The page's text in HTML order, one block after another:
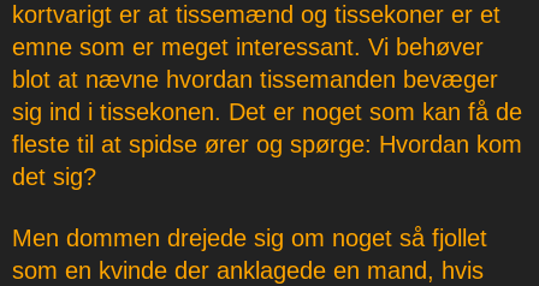
kortvarigt er at tissemænd og tissekoner er et
emne som er meget interessant. Vi behøver
blot at nævne hvordan tissemanden bevæger
sig ind i tissekonen. Det er noget som kan få de
fleste til at spidse ører og spørge: Hvordan kom
det sig?
Men dommen drejede sig om noget så fjollet
som en kvinde der anklagede en mand, hvis